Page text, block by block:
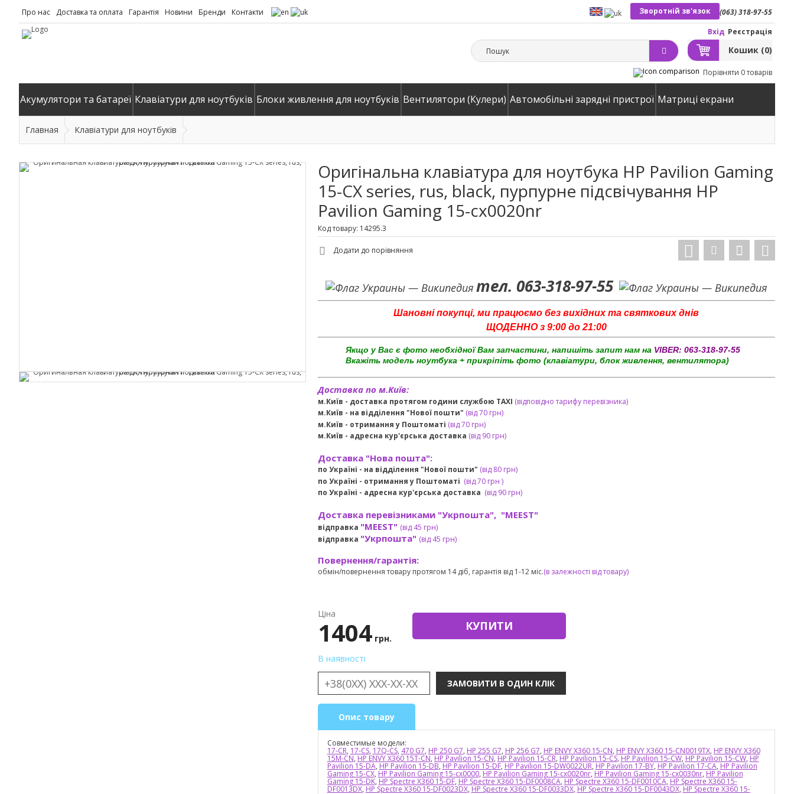
Про нас Доставка та оплата Гарантія Новини Бренди Контакти (063) 318-97-55
Зворотній зв'язок
Вхід Реєстрація
Кошик (0)
Порівняти 0 товарів
Акумулятори та батареї Клавіатури для ноутбуків Блоки живлення для ноутбуків Вентилятори (Кулери) Автомобільні зарядні пристрої Матриці екрани
Главная Клавіатури для ноутбуків
Оригінальна клавіатура для ноутбука HP Pavilion Gaming
15-CX series, rus, black, пурпурне підсвічування HP
Pavilion Gaming 15-cx0020nr
Код товару: 14295.3
Додати до порівняння
тел. 063-318-97-55
Шановні покупці, ми працюємо без вихідних та святкових днів
ЩОДЕННО з 9:00 до 21:00
Якщо у Вас є фото необхідної Вам запчастини, напишіть запит нам на VIBER: 063-318-97-55
Вкажіть модель ноутбука + прикріпіть фото (клавіатури, блок живлення, вентилятора)
Доставка по м.Київ:
м.Київ - доставка протягом години службою TAXI (відповідно тарифу перевізника)
м.Київ - на відділення "Нової пошти" (від 70 грн)
м.Київ - отримання у Поштоматі (від 70 грн)
м.Київ - адресна кур'єрська доставка (від90 грн)
Доставка "Нова пошта":
по Україні - на відділення "Нової пошти" (від 80 грн)
по Україні - отримання у Поштоматі (від 70 грн )
по Україні - адресна кур'єрська доставка (від90 грн)
Доставка перевізниками "Укрпошта", "MEEST"
відправка "MEEST" (від 45 грн)
відправка "Укрпошта" (від 45 грн)
Повернення/гарантія:
обмін/повернення товару протягом 14 діб, гарантія від 1-12 міс.(в залежності від товару)
Ціна
1404 грн.
В наявності
КУПИТИ
Опис товару
Совместимые модели:
17-CR, 17-CS, 17Q-CS, 470 G7, HP 250 G7, HP 255 G7, HP 256 G7, HP ENVY X360 15-CN, HP ENVY X360 15-CN0019TX, HP ENVY X360
15M-CN, HP ENVY X360 15T-CN, HP Pavilion 15-CN, HP Pavilion 15-CR, HP Pavilion 15-CS, HP Pavilion 15-CW, HP Pavilion 15-CW, HP
Pavilion 15-DA, HP Pavilion 15-DB, HP Pavilion 15-DF, HP Pavilion 15-DW0022UR, HP Pavilion 17-BY, HP Pavilion 17-CA, HP Pavilion
Gaming 15-CX, HP Pavilion Gaming 15-cx0000, HP Pavilion Gaming 15-cx0020nr, HP Pavilion Gaming 15-cx0030nr, HP Pavilion
Gaming 15-DK, HP Spectre X360 15-DF, HP Spectre X360 15-DF0008CA, HP Spectre X360 15-DF0010CA, HP Spectre X360 15-
DF0013DX, HP Spectre X360 15-DF0023DX, HP Spectre X360 15-DF0033DX, HP Spectre X360 15-DF0043DX, HP Spectre X360 15-